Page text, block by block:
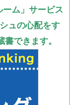
ーム」サービス
ュの心配をす
できます。